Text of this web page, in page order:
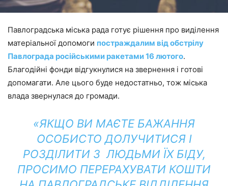
Павлоградська міська рада готує рішення про виділення
матеріальної допомоги постраждалим від обстрілу
Павлограда російськими ракетами 16 лютого.
Благодійні фонди відгукнулися на звернення і готові
допомагати. Але цього буде недостатньо, тож міська
влада звернулася до громади.
«ЯКЩО ВИ МАЄТЕ БАЖАННЯ
ОСОБИСТО ДОЛУЧИТИСЯ І
РОЗДІЛИТИ З ЛЮДЬМИ ЇХ БІДУ,
ПРОСИМО ПЕРЕРАХУВАТИ КОШТИ